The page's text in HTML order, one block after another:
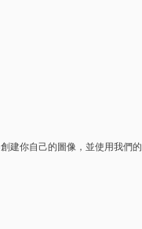
創建你自己的圖像，並使用我們的